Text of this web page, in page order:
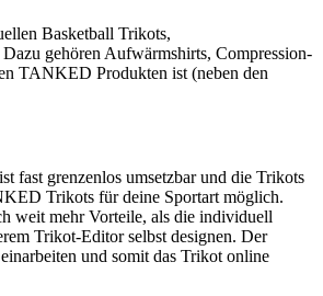
Basketball Trikots,
gehören Aufwärmshirts, Compression-
TANKED Produkten ist (neben den
fast grenzenlos umsetzbar und die Trikots
Trikots für deine Sportart möglich.
weit mehr Vorteile, als die individuell
Trikot-Editor selbst designen. Der
und somit das Trikot online